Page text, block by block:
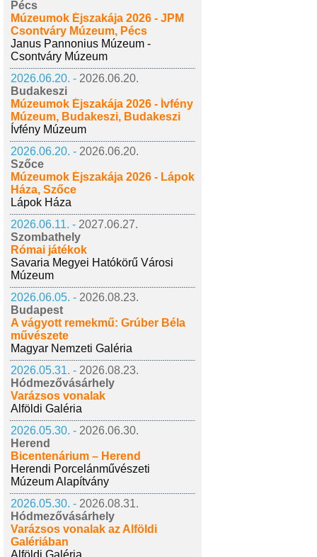
Pécs
Múzeumok Éjszakája 2026 - JPM
Csontváry Múzeum, Pécs
Janus Pannonius Múzeum -
Csontváry Múzeum
2026.06.20. - 2026.06.20.
Budakeszi
Múzeumok Éjszakája 2026 - Ívfény
Múzeum, Budakeszi, Budakeszi
Ívfény Múzeum
2026.06.20. - 2026.06.20.
Szőce
Múzeumok Éjszakája 2026 - Lápok
Háza, Szőce
Lápok Háza
2026.06.11. - 2027.06.27.
Szombathely
Római játékok
Savaria Megyei Hatókörű Városi
Múzeum
2026.06.05. - 2026.08.23.
Budapest
A vágyott remekmű: Grúber Béla
művészete
Magyar Nemzeti Galéria
2026.05.31. - 2026.08.23.
Hódmezővásárhely
Varázsos vonalak
Alföldi Galéria
2026.05.30. - 2026.06.30.
Herend
Bicentenárium – Herend
Herendi Porcelánművészeti
Múzeum Alapítvány
2026.05.30. - 2026.08.31.
Hódmezővásárhely
Varázsos vonalak az Alföldi
Galériában
Alföldi Galéria